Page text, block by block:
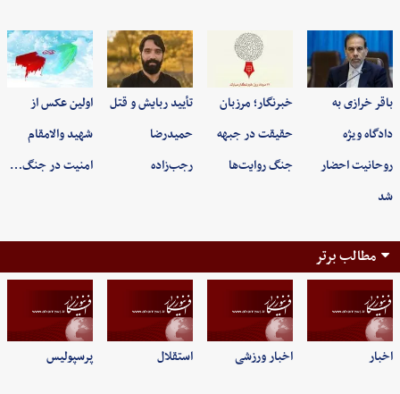
باقر خرازی به
دادگاه ویژه
روحانیت احضار
شد
خبرنگار؛ مرزبان
حقیقت در جبهه
جنگ روایت‌ها
تأیید ربایش و قتل
حمیدرضا
رجب‌زاده
اولین عکس از
شهید والامقام
امنیت در جنگ…
مطالب برتر
اخبار اخبار ورزشی استقلال پرسپولیس